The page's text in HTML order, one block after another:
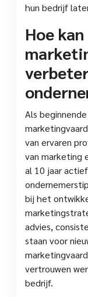
hun bedrijf
Hoe
Als
van ervaren
van marketing
al 10 jaar
bij het
advies,
staan voor
vertrouwen
bedrijf.